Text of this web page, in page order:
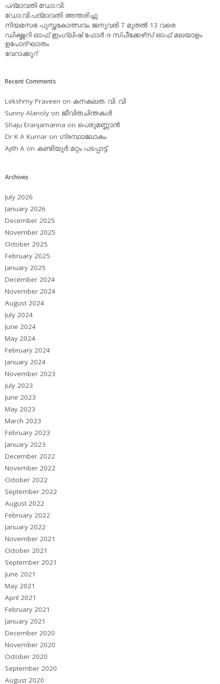
പദ്മാവതി ഡോ.വി.
ഡോ.വി.പദ്മാവതി അന്തരിച്ചു
നിയമസഭ പുസ്തകോത്സവം ജനുവരി 7 മുതല്‍ 13 വരെ
ഡിക്ഷ്ണറി ഓഫ് ഇംഗ്ലിഷ് ഫോര്‍ ദ സ്പീക്കേഴ്‌സ് ഓഫ് മലയാളം
ഉപോദ്ഘാതം
വേറാക്കൂറ്
Recent Comments
Lekshmy Praveen on കനകലത. വി. വി
Sunny Alanoly on ജീവിതചിന്തകള്‍
Shaju Eranjamanna on പെരുമണ്ണാന്‍
Dr K A Kumar on ഗ്രന്ഥാലോകം
Ajith A on കണ്ടിയൂര്‍ മറ്റം പടപ്പാട്ട്‌
Archives
July 2026
January 2026
December 2025
November 2025
October 2025
February 2025
January 2025
December 2024
November 2024
August 2024
July 2024
June 2024
May 2024
February 2024
January 2024
November 2023
July 2023
June 2023
May 2023
March 2023
February 2023
January 2023
December 2022
November 2022
October 2022
September 2022
August 2022
February 2022
January 2022
November 2021
October 2021
September 2021
June 2021
May 2021
April 2021
February 2021
January 2021
December 2020
November 2020
October 2020
September 2020
August 2020